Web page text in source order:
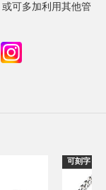
可多加利用其他管
可刻字